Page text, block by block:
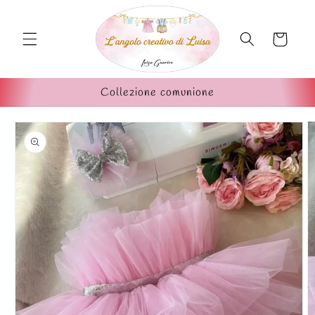
ai contenuti
Carrello
Collezione comunione
Passa alle
informazioni
sul prodotto